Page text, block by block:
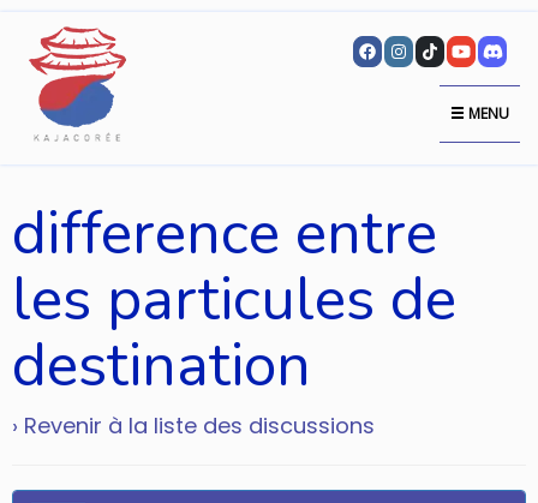
MENU
difference entre
les particules de
destination
› Revenir à la liste des discussions